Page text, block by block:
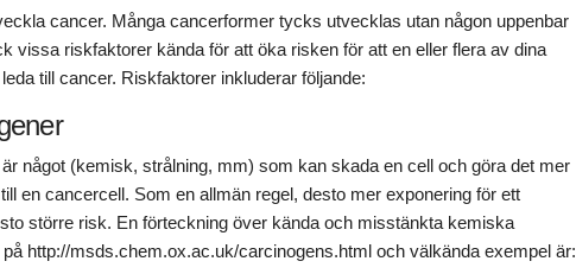
cancer. Många cancerformer tycks utvecklas utan någon uppenbar
vissa riskfaktorer kända för att öka risken för att en eller flera av dina
till cancer. Riskfaktorer inkluderar följande:
något (kemisk, strålning, mm) som kan skada en cell och göra det mer
en cancercell. Som en allmän regel, desto mer exponering för ett
större risk. En förteckning över kända och misstänkta kemiska
http://msds.chem.ox.ac.uk/carcinogens.html och välkända exempel är: